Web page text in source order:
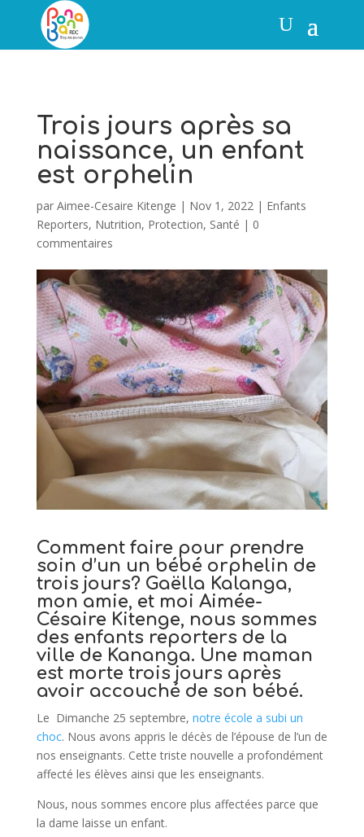
Trois jours après sa
naissance, un enfant
est orphelin
par Aimee-Cesaire Kitenge | Nov 1, 2022 | Enfants
Reporters, Nutrition, Protection, Santé | 0
commentaires
Comment faire pour prendre
soin d’un un bébé orphelin de
trois jours? Gaëlla Kalanga,
mon amie, et moi Aimée-
Césaire Kitenge, nous sommes
des enfants reporters de la
ville de Kananga. Une maman
est morte trois jours après
avoir accouché de son bébé.
Le Dimanche 25 septembre, notre école a subi un
choc. Nous avons appris le décès de l’épouse de l’un de
nos enseignants. Cette triste nouvelle a profondément
affecté les élèves ainsi que les enseignants.
Nous, nous sommes encore plus affectées parce que
la dame laisse un enfant.